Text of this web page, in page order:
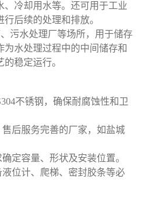
、冷却用水等。还可用于工业
后续的处理和排放。
污水处理厂等场所，用于储存
为水处理过程中的中间储存和
稳定运行。
不锈钢，确保耐腐蚀性和卫
后服务完善的厂家，如盐城
定容量、形状及安装位置。
位计、爬梯、密封胶条等必